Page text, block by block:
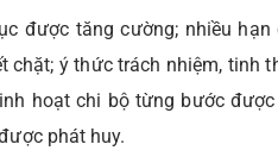
được tăng cường; nhiều
ý thức trách nhiệm, tinh
hoạt chi bộ từng bước
phát huy.